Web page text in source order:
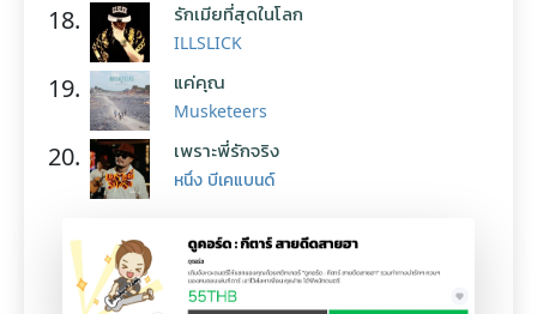
18. รักเมียที่สุดในโลก
ILLSLICK
19. แค่คุณ
Musketeers
20. เพราะพี่รักจริง
หนึ่ง บีเคแบนด์